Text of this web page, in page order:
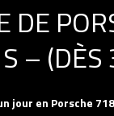
DE
– (DÈS
jour en Porsche